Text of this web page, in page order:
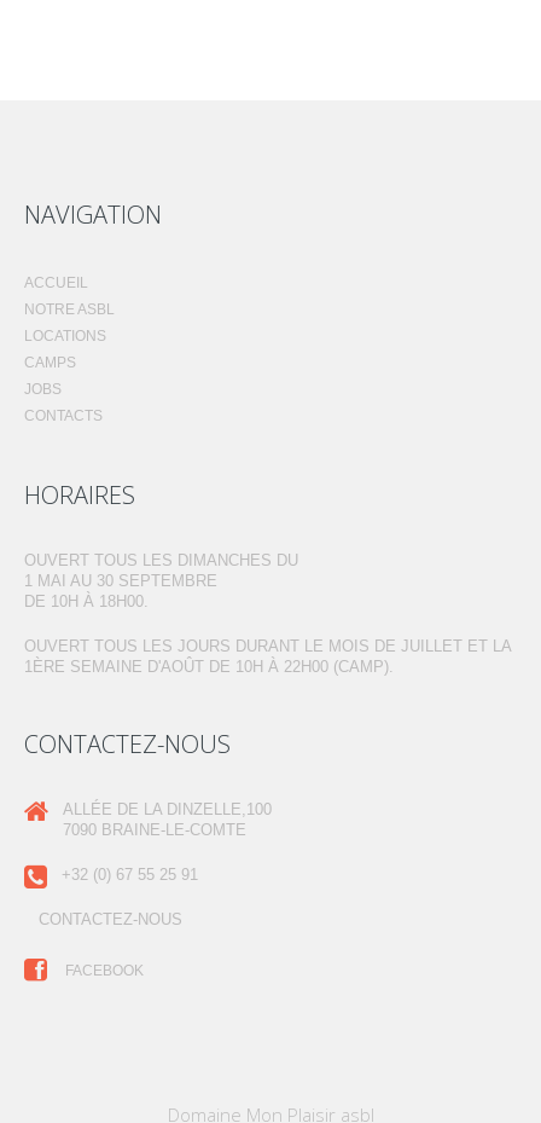
NAVIGATION
ACCUEIL
NOTRE ASBL
LOCATIONS
CAMPS
JOBS
CONTACTS
HORAIRES
OUVERT TOUS LES DIMANCHES DU
1 MAI AU 30 SEPTEMBRE
DE 10H À 18H00.
OUVERT TOUS LES JOURS DURANT LE MOIS DE JUILLET ET LA
1ÈRE SEMAINE D'AOÛT DE 10H À 22H00 (CAMP).
CONTACTEZ-NOUS
ALLÉE DE LA DINZELLE,100
7090 BRAINE-LE-COMTE
+32 (0) 67 55 25 91
CONTACTEZ-NOUS
FACEBOOK
Domaine Mon Plaisir asbl